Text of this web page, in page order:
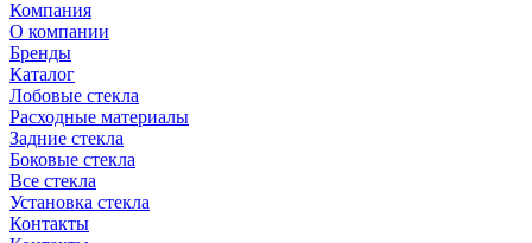
Компания
О компании
Бренды
Каталог
Лобовые стекла
Расходные материалы
Задние стекла
Боковые стекла
Все стекла
Установка стекла
Контакты